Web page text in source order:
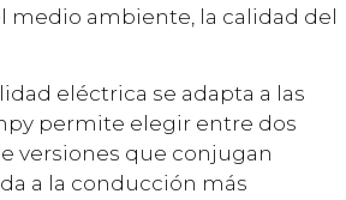
medio ambiente, la calidad del
eléctrica se adapta a las
permite elegir entre dos
versiones que conjugan
a la conducción más